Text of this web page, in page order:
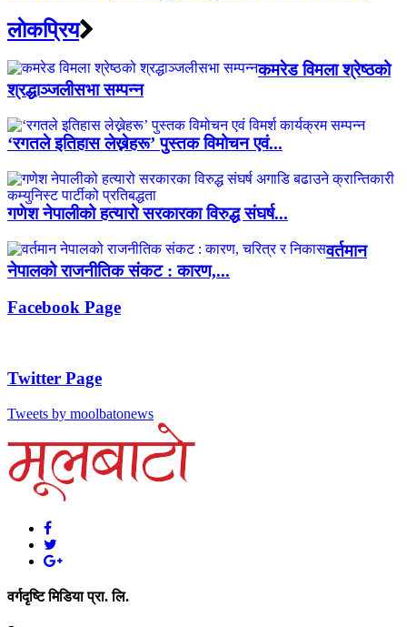
लाेकप्रिय
कमरेड विमला श्रेष्ठको
श्रद्धाञ्जलीसभा सम्पन्न
‘रगतले इतिहास लेख्नेहरू’ पुस्तक विमोचन एवं...
गणेश नेपालीको हत्यारो सरकारका विरुद्ध संघर्ष...
वर्तमान
नेपालको राजनीतिक संकट : कारण,...
Facebook Page
Twitter Page
Tweets by moolbatonews
वर्गदृष्टि मिडिया प्रा. लि.